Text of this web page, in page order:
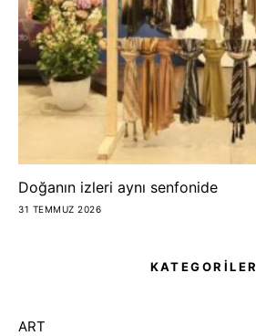
Doğanın izleri aynı senfonide
31 TEMMUZ 2026
KATEGORİLER
ART